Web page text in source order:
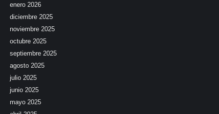
enero 2026
diciembre 2025
noviembre 2025
octubre 2025
septiembre 2025
agosto 2025
julio 2025
junio 2025
mayo 2025